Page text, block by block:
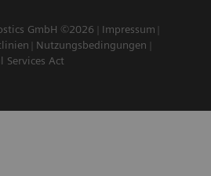
GmbH ©2026
Impressum
Nutzungsbedingungen
Services Act